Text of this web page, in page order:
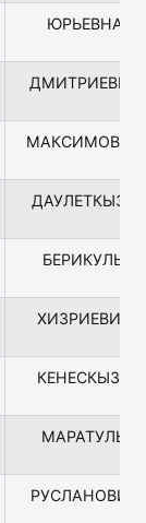
ЮРЬЕВНА
ДМИТРИЕВИЧ
МАКСИМОВНА
ДАУЛЕТКЫЗЫ
БЕРИКУЛЫ
ХИЗРИЕВИЧ
КЕНЕСКЫЗЫ
МАРАТУЛЫ
РУСЛАНОВИЧ